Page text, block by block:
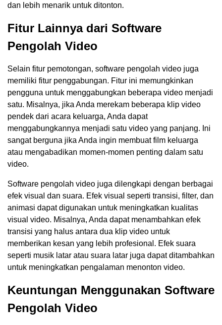
dan lebih menarik untuk ditonton.
Fitur Lainnya dari Software
Pengolah Video
Selain fitur pemotongan, software pengolah video juga
memiliki fitur penggabungan. Fitur ini memungkinkan
pengguna untuk menggabungkan beberapa video menjadi
satu. Misalnya, jika Anda merekam beberapa klip video
pendek dari acara keluarga, Anda dapat
menggabungkannya menjadi satu video yang panjang. Ini
sangat berguna jika Anda ingin membuat film keluarga
atau mengabadikan momen-momen penting dalam satu
video.
Software pengolah video juga dilengkapi dengan berbagai
efek visual dan suara. Efek visual seperti transisi, filter, dan
animasi dapat digunakan untuk meningkatkan kualitas
visual video. Misalnya, Anda dapat menambahkan efek
transisi yang halus antara dua klip video untuk
memberikan kesan yang lebih profesional. Efek suara
seperti musik latar atau suara latar juga dapat ditambahkan
untuk meningkatkan pengalaman menonton video.
Keuntungan Menggunakan Software
Pengolah Video